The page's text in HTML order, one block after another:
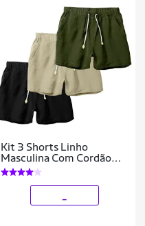
Kit 3 Shorts Linho
Masculina Com Cordão
Bermuda Casual Verão